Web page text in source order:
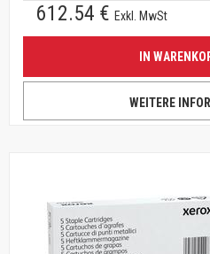
612.54 € Exkl. MwSt
IN
WEITERE